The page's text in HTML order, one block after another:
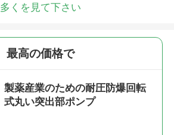
多くを見て下さい
最高の価格で
製薬産業のための耐圧防爆回転
式丸い突出部ポンプ